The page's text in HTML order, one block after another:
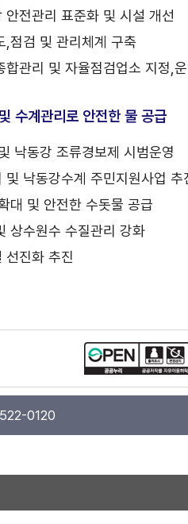
안전관리 표준화 및 시설 개선
,점검 및 관리체계 구축
합관리 및 자율점검업소 지정,
수계관리로 안전한 물 공급
낙동강 조류경보제 시범운영
및 낙동강수계 주민지원사업 추
대 및 안전한 수돗물 공급
상수원수 수질관리 강화
선진화 추진
0120